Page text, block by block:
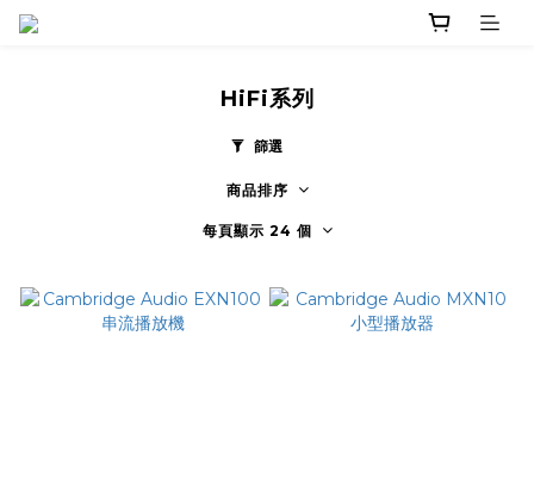
HiFi系列
篩選
商品排序
每頁顯示 24 個